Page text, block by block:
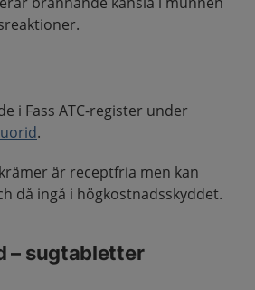
i Fass ATC-register under
.
är receptfria men kan
då ingå i högkostnadsskyddet.
– sugtabletter